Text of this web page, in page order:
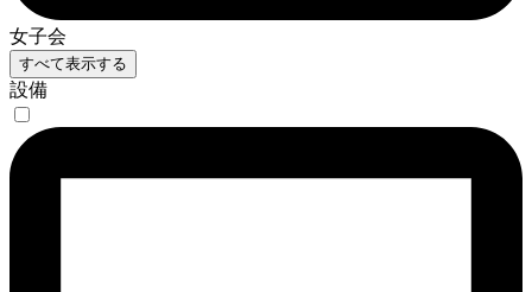
女子会
すべて表示する
設備